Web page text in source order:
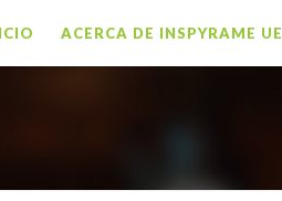
ACERCA DE INSPYRAME UE